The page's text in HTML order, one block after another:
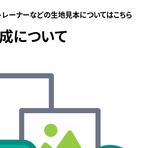
レーナーなどの生地見本についてはこちら
について